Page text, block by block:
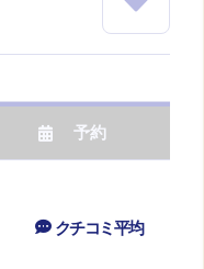
予約
クチコミ平均